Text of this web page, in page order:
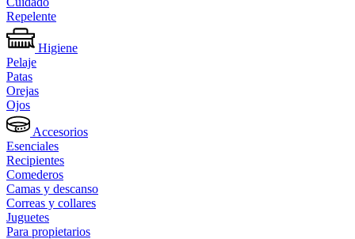
Repelente
Higiene
Pelaje
Patas
Orejas
Ojos
Accesorios
Esenciales
Recipientes
Comederos
Camas y descanso
Correas y collares
Juguetes
Para propietarios